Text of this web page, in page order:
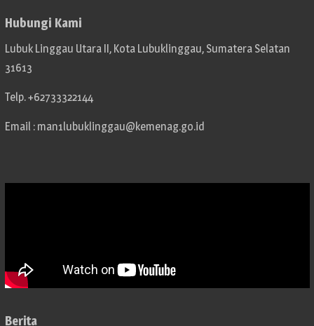
Hubungi Kami
Lubuk Linggau Utara II, Kota Lubuklinggau, Sumatera Selatan
31613
Telp. +62733322144
Email : man1lubuklinggau@kemenag.go.id
Berita